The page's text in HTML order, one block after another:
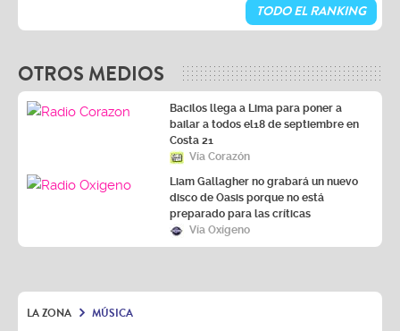
TODO EL RANKING
OTROS MEDIOS
Bacilos llega a Lima para poner a
bailar a todos el18 de septiembre en
Costa 21
Vía Corazón
Liam Gallagher no grabará un nuevo
disco de Oasis porque no está
preparado para las críticas
Vía Oxígeno
LA ZONA MÚSICA